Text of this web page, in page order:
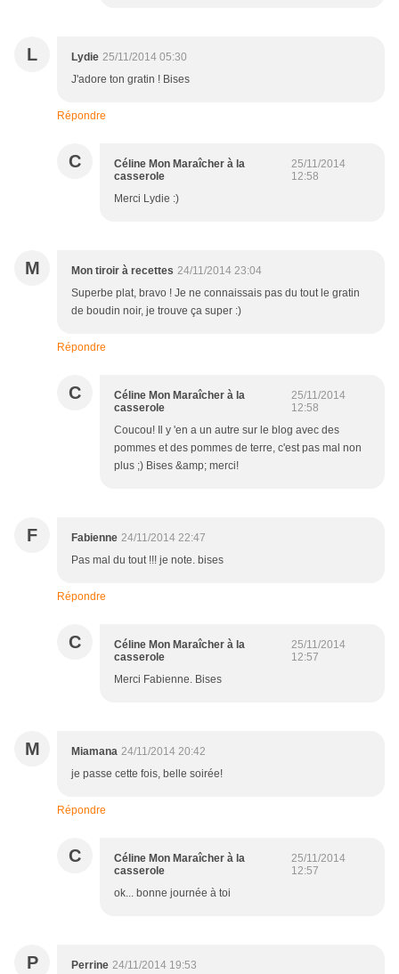
L Lydie 25/11/2014 05:30
J'adore ton gratin ! Bises
Répondre
C
Céline Mon Maraîcher à la
casserole
25/11/2014
12:58
Merci Lydie :)
M Mon tiroir à recettes 24/11/2014 23:04
Superbe plat, bravo ! Je ne connaissais pas du tout le gratin
de boudin noir, je trouve ça super :)
Répondre
C
Céline Mon Maraîcher à la
casserole
25/11/2014
12:58
Coucou! Il y 'en a un autre sur le blog avec des
pommes et des pommes de terre, c'est pas mal non
plus ;) Bises &amp; merci!
F Fabienne 24/11/2014 22:47
Pas mal du tout !!! je note. bises
Répondre
C
Céline Mon Maraîcher à la
casserole
25/11/2014
12:57
Merci Fabienne. Bises
M Miamana 24/11/2014 20:42
je passe cette fois, belle soirée!
Répondre
C
Céline Mon Maraîcher à la
casserole
25/11/2014
12:57
ok... bonne journée à toi
P Perrine 24/11/2014 19:53